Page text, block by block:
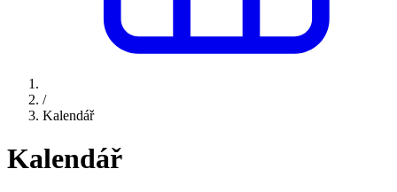
/
Kalendář
Kalendář